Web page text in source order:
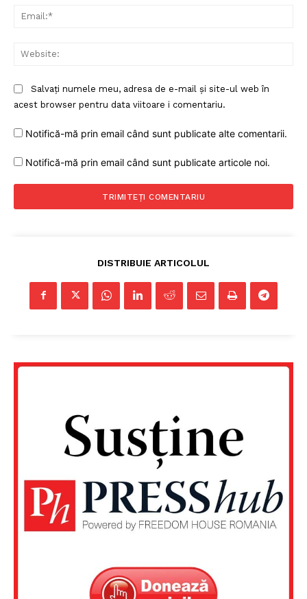
Un proiect
FREEDOM HOUSE ROMÂNIA
Despre noi / Echipa
Proiecte editoriale
Salvați numele meu, adresa de e-mail și site-ul web în
acest browser pentru data viitoare i comentariu.
Notifică-mă prin email când sunt publicate alte comentarii.
Notifică-mă prin email când sunt publicate articole noi.
DISTRIBUIE ARTICOLUL